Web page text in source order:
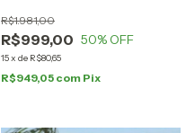
R$999,00
R$1.981,00
50% OFF
15x de R$80,65
R$949,05 com Pix